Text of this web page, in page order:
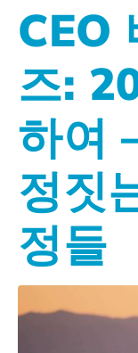
CEO
즈:
하여
정짓
정들